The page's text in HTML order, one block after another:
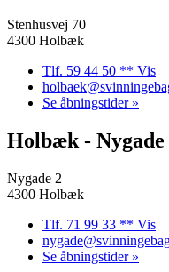
Stenhusvej 70
4300 Holbæk
Tlf. 59 44 50 ** Vis
Se åbningstider »
Holbæk - Nygade
Nygade 2
4300 Holbæk
Tlf. 71 99 33 ** Vis
Se åbningstider »